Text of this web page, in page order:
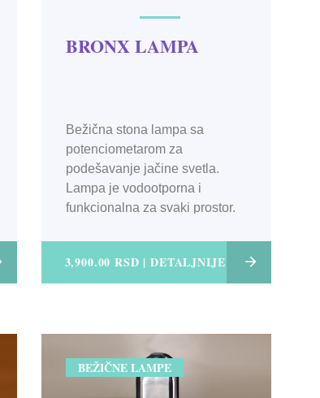
BRONX LAMPA
Bežična stona lampa sa
potenciometarom za
podešavanje jačine svetla.
Lampa je vodootporna i
funkcionalna za svaki prostor.
3,900.00 RSD | DETALJNIJE
BEŽIČNE LAMPE